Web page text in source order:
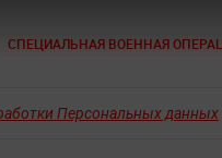
СПЕЦИАЛЬНАЯ ВОЕННАЯ
Персональных данных